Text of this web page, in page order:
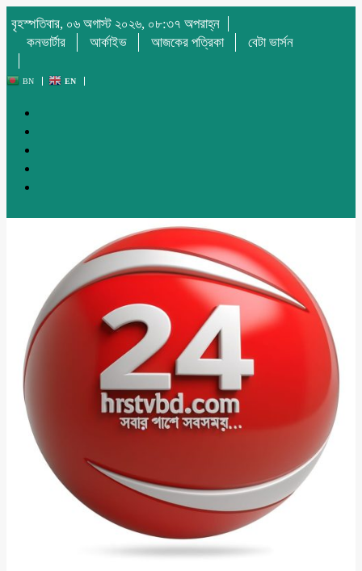
বৃহস্পতিবার, ০৬ অগাস্ট ২০২৬, ০৮:৩৭ অপরাহ্ন
কনভার্টার
আর্কাইভ আজকের পত্রিকা বেটা ভার্সন
BN EN